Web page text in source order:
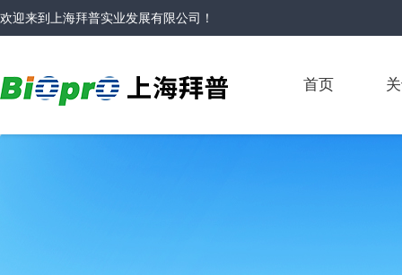
欢迎来到 上海拜普实业发展有限公司 ！
首页